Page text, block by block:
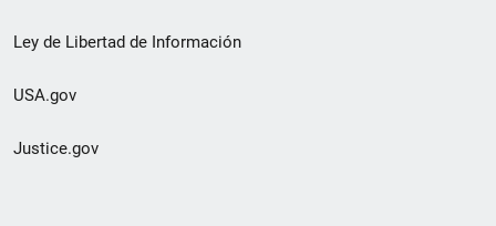
Ley de Libertad de Información
USA.gov
Justice.gov